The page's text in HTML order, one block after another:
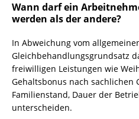
Wann darf ein
werden als der andere?
In Abweichung vom
Gleichbehandlungsgrundsatz
freiwilligen Leistungen wie
Gehaltsbonus nach sachlichen
Familienstand, Dauer der
unterscheiden.